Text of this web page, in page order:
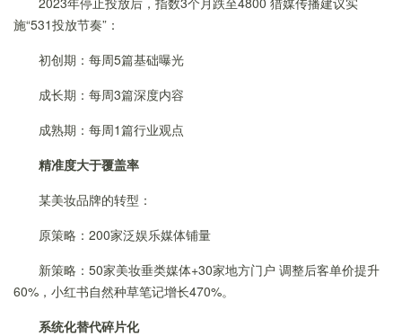
施“531投放节奏”：
初创期：每周5篇基础曝光
成长期：每周3篇深度内容
成熟期：每周1篇行业观点
精准度大于覆盖率
某美妆品牌的转型：
原策略：200家泛娱乐媒体铺量
新策略：50家美妆垂类媒体+30家地方门户 调整后客单价提升
60%，小红书自然种草笔记增长470%。
系统化替代碎片化